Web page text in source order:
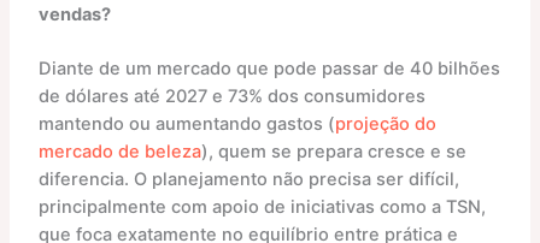
vendas?
Diante de um mercado que pode passar de 40 bilhões
de dólares até 2027 e 73% dos consumidores
mantendo ou aumentando gastos (projeção do
mercado de beleza), quem se prepara cresce e se
diferencia. O planejamento não precisa ser difícil,
principalmente com apoio de iniciativas como a TSN,
que foca exatamente no equilíbrio entre prática e